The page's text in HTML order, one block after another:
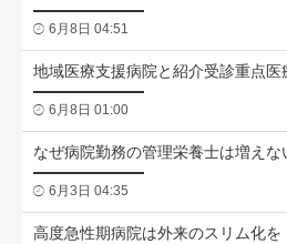
6月8日 04:51
地域医療支援病院と紹介受診重点医
6月8日 01:00
なぜ病院勤務の管理栄養士は増えな
6月3日 04:35
高度急性期病院は外来のスリム化を